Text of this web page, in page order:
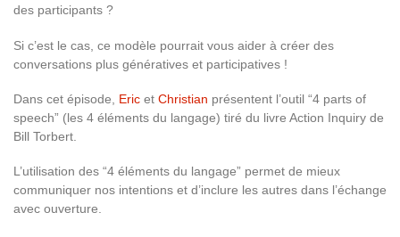
des participants ?
Si c’est le cas, ce modèle pourrait vous aider à créer des
conversations plus génératives et participatives !
Dans cet épisode, Eric et Christian présentent l’outil “4 parts of
speech” (les 4 éléments du langage) tiré du livre Action Inquiry de
Bill Torbert.
L’utilisation des “4 éléments du langage” permet de mieux
communiquer nos intentions et d’inclure les autres dans l’échange
avec ouverture.